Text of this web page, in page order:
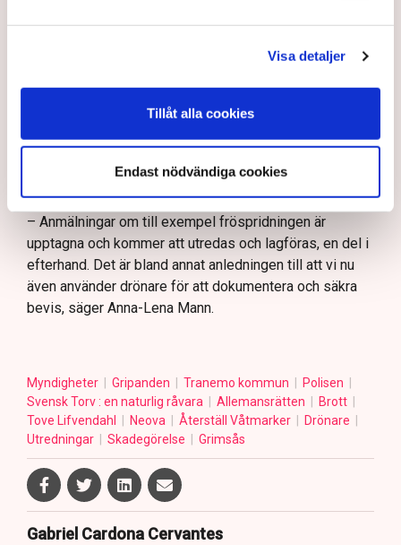
Visa detaljer
Tillåt alla cookies
Endast nödvändiga cookies
maskiner, sabotera utrustning eller förstöra
Ogräsfröspridningen och de igengrävda dikena kan
polisen ska kunna inleda en utredning direkt på plats
krävs att brottet pågår eller nyss har avslutats, samt
konkreta bevis eller utpekade misstänkta.
– Anmälningar om till exempel fröspridningen är
upptagna och kommer att utredas och lagföras, en del i
efterhand. Det är bland annat anledningen till att vi nu
även använder drönare för att dokumentera och säkra
bevis, säger Anna-Lena Mann.
Myndigheter Gripanden Tranemo kommun
Polisen
Svensk Torv : en naturlig råvara
Allemansrätten
Brott
Tove Lifvendahl
Neova Återställ Våtmarker
Drönare
Utredningar
Skadegörelse Grimsås
Gabriel Cardona Cervantes